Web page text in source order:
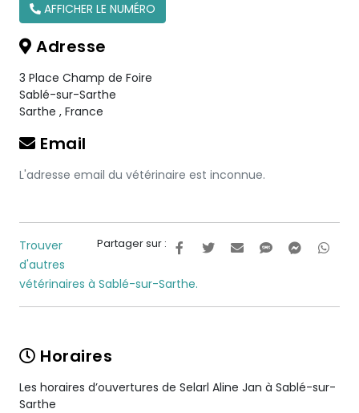
AFFICHER LE NUMÉRO
Adresse
3 Place Champ de Foire
Sablé-sur-Sarthe
Sarthe , France
Email
L'adresse email du vétérinaire est inconnue.
Partager sur :
Trouver
d'autres
vétérinaires à Sablé-sur-Sarthe.
Horaires
Les horaires d’ouvertures de Selarl Aline Jan à Sablé-sur-
Sarthe